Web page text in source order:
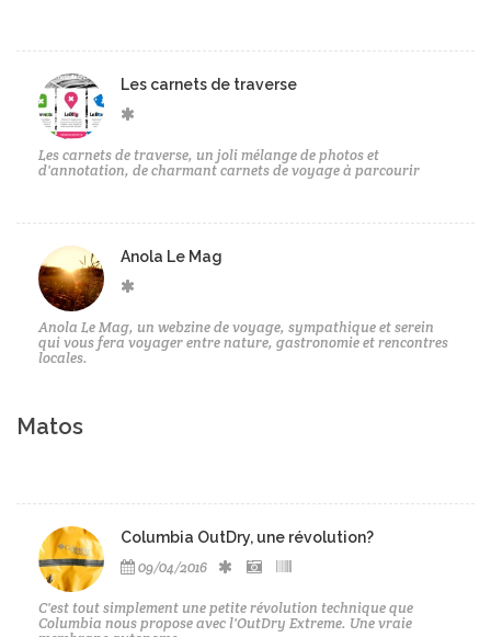
Les carnets de traverse
Les carnets de traverse, un joli mélange de photos et
d'annotation, de charmant carnets de voyage à parcourir
Anola Le Mag
Anola Le Mag, un webzine de voyage, sympathique et serein
qui vous fera voyager entre nature, gastronomie et rencontres
locales.
Matos
Columbia OutDry, une révolution?
09/04/2016
C'est tout simplement une petite révolution technique que
Columbia nous propose avec l'OutDry Extreme. Une vraie